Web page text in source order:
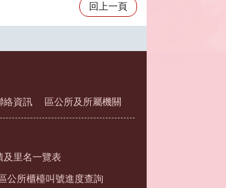
回上一頁
絡資訊 區公所及所屬機關
及里名一覽表
公所櫃檯叫號進度查詢